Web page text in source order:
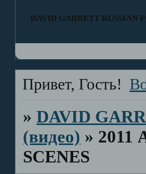
DAVID GARRETT RUSSIAN
Привет, Гость!
»DAVID
(видео) » 2011
SCENES